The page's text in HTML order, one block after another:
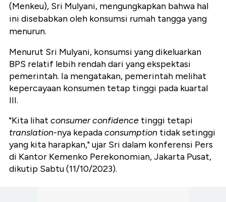
(Menkeu), Sri Mulyani, mengungkapkan bahwa hal
ini disebabkan oleh konsumsi rumah tangga yang
menurun.
Menurut Sri Mulyani, konsumsi yang dikeluarkan
BPS relatif lebih rendah dari yang ekspektasi
pemerintah. Ia mengatakan, pemerintah melihat
kepercayaan konsumen tetap tinggi pada kuartal
III.
"Kita lihat consumer confidence tinggi tetapi
translation-nya kepadaconsumption tidak setinggi
yang kita harapkan," ujar Sri dalam konferensi Pers
di Kantor Kemenko Perekonomian, Jakarta Pusat,
dikutip Sabtu (11/10/2023).